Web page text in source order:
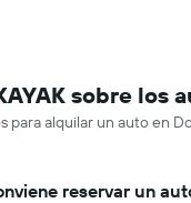
sobre los
para alquilar un auto en
reservar un